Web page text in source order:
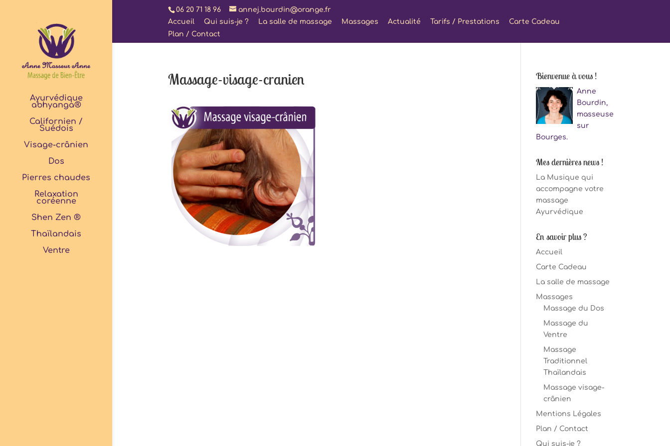
06 20 71 18 96
annej.bourdin@orange.fr
Accueil
Qui suis-je ? La salle de massage Massages Actualité Tarifs / Prestations
Carte Cadeau
Plan / Contact
Ayurvédique
abhyanga®
Californien /
Suédois
Visage-crânien
Dos
Pierres chaudes
Relaxation
coréenne
Shen Zen ®
Thaïlandais
Ventre
Massage-visage-cranien Bienvenue à vous !
Anne
Bourdin,
masseuse
sur
Bourges.
Mes dernières news !
La Musique qui
accompagne votre
massage
Ayurvédique
En savoir plus ?
Accueil
Carte Cadeau
La salle de massage
Massages
Massage du Dos
Massage du
Ventre
Massage
Traditionnel
Thaïlandais
Massage visage-
crânien
Mentions Légales
Plan / Contact
Qui suis-je ?